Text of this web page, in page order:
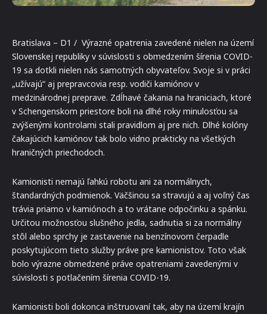
Bratislava – D1 / Výrazné opatrenia zavedené nielen na území
Slovenskej republiky v súvislosti s obmedzením šírenia COVID-
19 sa dotkli nielen nás samotných obyvateľov. Svoje si v práci
„užívajú“ aj prepravcovia resp. vodiči kamiónov v
medzinárodnej preprave. Zdĺhavé čakania na hraniciach, ktoré
v Schengenskom priestore boli na dlhé roky minulosťou sa
zvýšenými kontrolami stali pravidlom aj pre nich. Dlhé kolóny
čakajúcich kamiónov tak bolo vidno prakticky na všetkých
hraničných priechodoch.
Kamionisti nemajú ľahkú robotu ani za normálnych,
štandardných podmienok. Väčšinou sa stravujú a aj voľný čas
trávia priamo v kamiónoch a to vrátane odpočinku a spánku.
Určitou možnosťou slušného jedla, sadnutia si za normálny
stôl alebo sprchy je zastavenie na benzínovom čerpadle
poskytujúcom tieto služby práve pre kamionistov. Toto však
bolo výrazne obmedzené práve opatreniami zavedenými v
súvislosti s potlačením šírenia COVID-19.
Kamionisti boli dokonca inštruovaní tak, aby na území krajín